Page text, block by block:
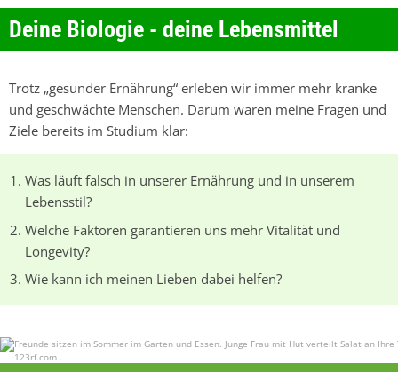
Deine Biologie - deine Lebensmittel
Trotz „gesunder Ernährung“ erleben wir immer mehr kranke
und geschwächte Menschen. Darum waren meine Fragen und
Ziele bereits im Studium klar:
Was läuft falsch in unserer Ernährung und in unserem
Lebensstil?
Welche Faktoren garantieren uns mehr Vitalität und
Longevity?
Wie kann ich meinen Lieben dabei helfen?